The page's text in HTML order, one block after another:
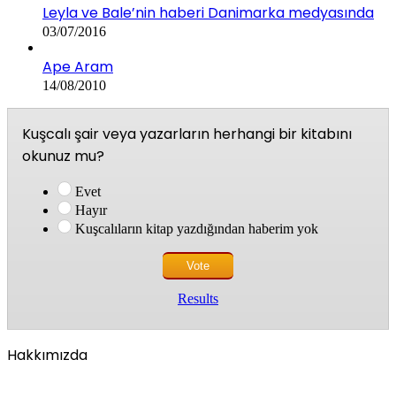
Leyla ve Bale’nin haberi Danimarka medyasında
03/07/2016
Ape Aram
14/08/2010
Kuşcalı şair veya yazarların herhangi bir kitabını
okunuz mu?
Evet
Hayır
Kuşcalıların kitap yazdığından haberim yok
Results
Hakkımızda